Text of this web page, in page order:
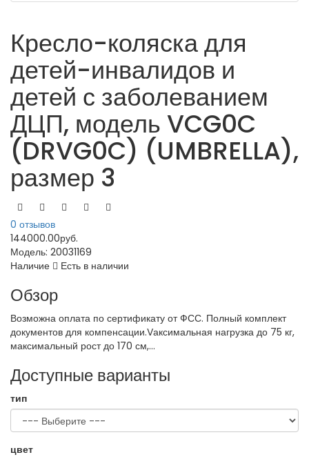
Кресло-коляска для
детей-инвалидов и
детей с заболеванием
ДЦП, модель VCG0C
(DRVG0C) (UMBRELLA),
размер 3
0 отзывов
144000.00руб.
Модель: 20031169
Наличие
Есть в наличии
Обзор
Возможна оплата по сертификату от ФСС. Полный комплект
документов для компенсации.Vаксимальная нагрузка до 75 кг,
максимальный рост до 170 см,...
Доступные варианты
тип
цвет